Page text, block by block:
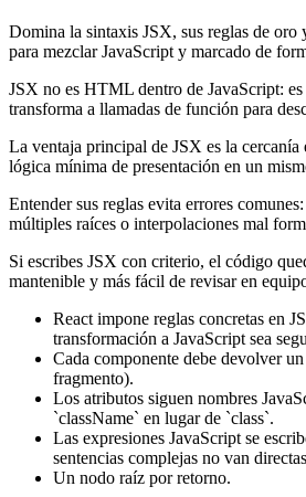
Domina la sintaxis JSX, sus reglas de oro
para mezclar JavaScript y marcado de
JSX no es HTML dentro de JavaScript: es
transforma a llamadas de función para
La ventaja principal de JSX es la cercanía
lógica mínima de presentación en un
Entender sus reglas evita errores
múltiples raíces o interpolaciones mal
Si escribes JSX con criterio, el código
mantenible y más fácil de revisar en
React impone reglas concretas en
transformación a JavaScript sea
Cada componente debe devolver
fragmento).
Los atributos siguen nombres
`className` en lugar de `class`.
Las expresiones JavaScript se
sentencias complejas no van
Un nodo raíz por retorno.